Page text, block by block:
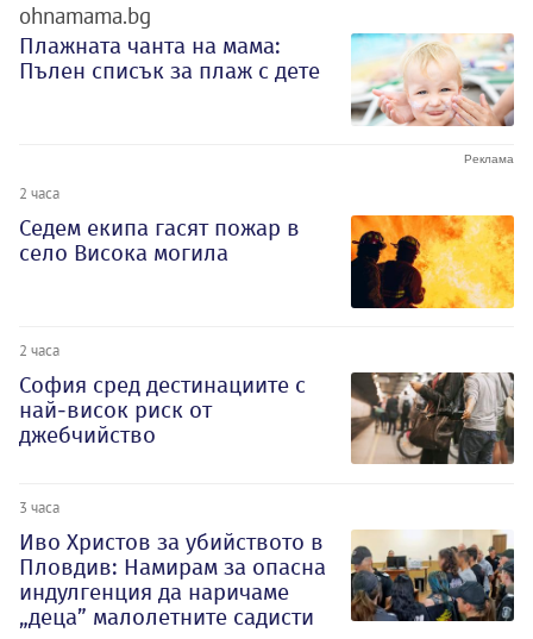
ohnamama.bg
Плажната чанта на мама:
Пълен списък за плаж с дете
2 часа
Седем екипа гасят пожар в
село Висока могила
2 часа
София сред дестинациите с
най-висок риск от
джебчийство
3 часа
Иво Христов за убийството в
Пловдив: Намирам за опасна
индулгенция да наричаме
„деца” малолетните садисти